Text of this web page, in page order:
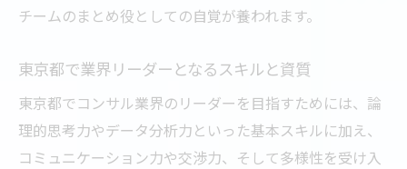
チームのまとめ役としての自覚が養われます。
東京都で業界リーダーとなるスキルと資質
東京都でコンサル業界のリーダーを目指すためには、論
理的思考力やデータ分析力といった基本スキルに加え、
コミュニケーション力や交渉力、そして多様性を受け入